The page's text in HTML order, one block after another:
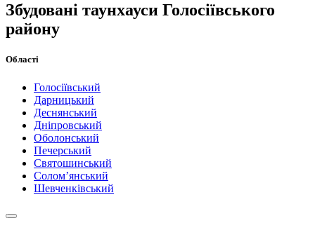
Збудовані таунхауси Голосіївського
району
Області
Голосіївський
Дарницький
Деснянський
Дніпровський
Оболонський
Печерський
Святошинський
Солом’янський
Шевченківський